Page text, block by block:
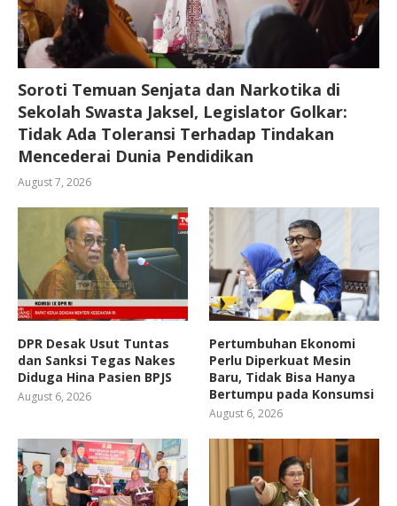
Soroti Temuan Senjata dan Narkotika di
Sekolah Swasta Jaksel, Legislator Golkar:
Tidak Ada Toleransi Terhadap Tindakan
Mencederai Dunia Pendidikan
August 7, 2026
DPR Desak Usut Tuntas
dan Sanksi Tegas Nakes
Diduga Hina Pasien BPJS
August 6, 2026
Pertumbuhan Ekonomi
Perlu Diperkuat Mesin
Baru, Tidak Bisa Hanya
Bertumpu pada Konsumsi
August 6, 2026